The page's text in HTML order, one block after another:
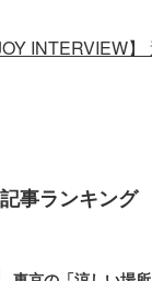
INTERVIEW
事ランキング